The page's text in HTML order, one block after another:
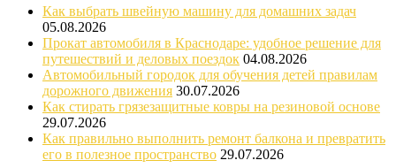
Как выбрать швейную машину для домашних задач
05.08.2026
Прокат автомобиля в Краснодаре: удобное решение для
путешествий и деловых поездок 04.08.2026
Автомобильный городок для обучения детей правилам
дорожного движения 30.07.2026
Как стирать грязезащитные ковры на резиновой основе
29.07.2026
Как правильно выполнить ремонт балкона и превратить
его в полезное пространство 29.07.2026